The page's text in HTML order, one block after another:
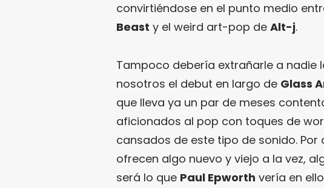
convirtiéndose en el punto medio
Beast y el weird art-pop de Alt-j.
Tampoco debería extrañarle a nadie
nosotros el debut en largo de Glass
que lleva ya un par de meses
aficionados al pop con toques de
cansados de este tipo de sonido. Por
ofrecen algo nuevo y viejo a la vez,
será lo que Paul Epworth vería en